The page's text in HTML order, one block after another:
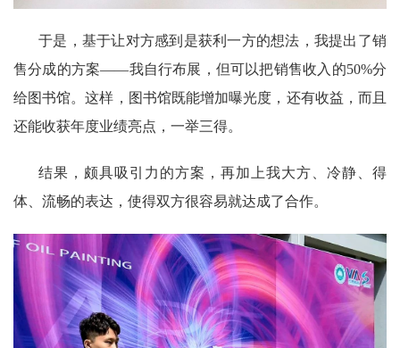
于是，基于让对方感到是获利一方的想法，我提出了销
售分成的方案——我自行布展，但可以把销售收入的50%分
给图书馆。这样，图书馆既能增加曝光度，还有收益，而且
还能收获年度业绩亮点，一举三得。
结果，颇具吸引力的方案，再加上我大方、冷静、得
体、流畅的表达，使得双方很容易就达成了合作。